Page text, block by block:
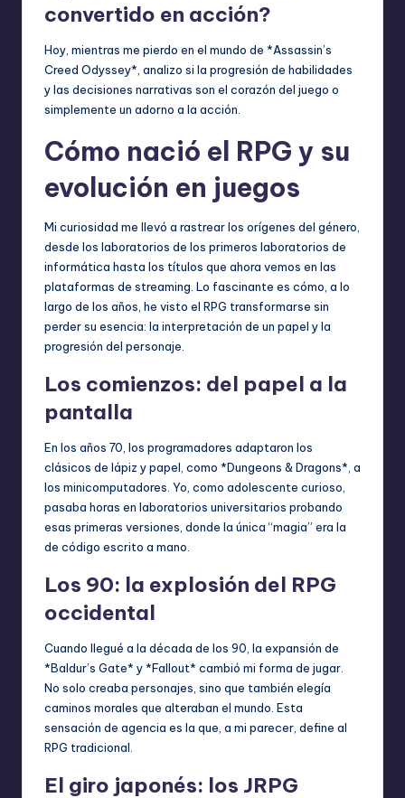
convertido en acción?
Hoy, mientras me pierdo en el mundo de *Assassin’s
Creed Odyssey*, analizo si la progresión de habilidades
y las decisiones narrativas son el corazón del juego o
simplemente un adorno a la acción.
Cómo nació el RPG y su
evolución en juegos
Mi curiosidad me llevó a rastrear los orígenes del género,
desde los laboratorios de los primeros laboratorios de
informática hasta los títulos que ahora vemos en las
plataformas de streaming. Lo fascinante es cómo, a lo
largo de los años, he visto el RPG transformarse sin
perder su esencia: la interpretación de un papel y la
progresión del personaje.
Los comienzos: del papel a la
pantalla
En los años 70, los programadores adaptaron los
clásicos de lápiz y papel, como *Dungeons & Dragons*, a
los minicomputadores. Yo, como adolescente curioso,
pasaba horas en laboratorios universitarios probando
esas primeras versiones, donde la única “magia” era la
de código escrito a mano.
Los 90: la explosión del RPG
occidental
Cuando llegué a la década de los 90, la expansión de
*Baldur’s Gate* y *Fallout* cambió mi forma de jugar.
No solo creaba personajes, sino que también elegía
caminos morales que alteraban el mundo. Esta
sensación de agencia es la que, a mi parecer, define al
RPG tradicional.
El giro japonés: los JRPG